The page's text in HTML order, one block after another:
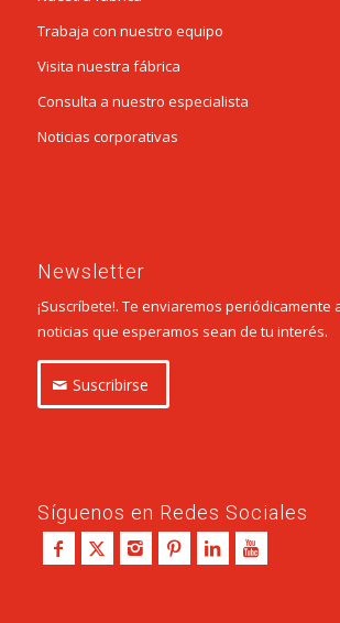
Trabaja con nuestro equipo
Visita nuestra fábrica
Consulta a nuestro especialista
Noticias corporativas
Newsletter
¡Suscríbete!. Te enviaremos periódicamente
noticias que esperamos sean de tu interés.
Suscribirse
Síguenos en Redes Sociales